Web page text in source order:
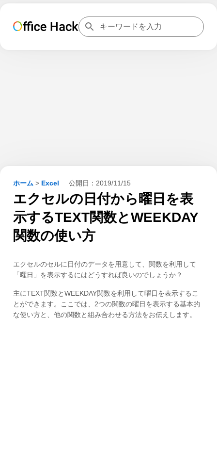
ホーム > Excel 公開日： 2019/11/15
エクセルの日付から曜日を表
示するTEXT関数とWEEKDAY
関数の使い方
エクセルのセルに日付のデータを用意して、関数を利用して
「曜日」を表示するにはどうすれば良いのでしょうか？
主にTEXT関数とWEEKDAY関数を利用して曜日を表示するこ
とができます。ここでは、2つの関数の曜日を表示する基本的
な使い方と、他の関数と組み合わせる方法をお伝えします。